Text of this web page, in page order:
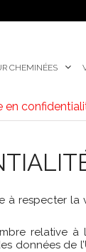
CHEMINÉES
en
à
relative
données de